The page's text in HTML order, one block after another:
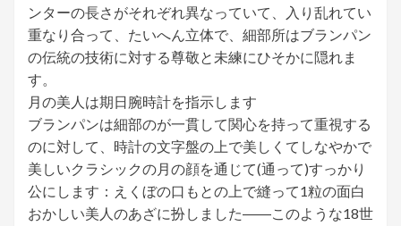
ンターの長さがそれぞれ異なっていて、入り乱れてい
重なり合って、たいへん立体で、細部所はブランパン
の伝統の技術に対する尊敬と未練にひそかに隠れま
す。
月の美人は期日腕時計を指示します
ブランパンは細部のが一貫して関心を持って重視する
のに対して、時計の文字盤の上で美しくてしなやかで
美しいクラシックの月の顔を通じて(通って)すっかり
公にします：えくぼの口もとの上で縫って1粒の面白
おかしい美人のあざに扮しました――このような18世